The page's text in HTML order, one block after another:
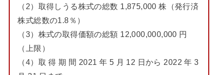
（2）取得しうる株式の総数 1,875,000 株（発行済
株式総数の1.8％）
（3）株式の取得価額の総額 12,000,000,000 円
（上限）
（4）取 得 期 間 2021 年 5 月 12 日から 2022 年 3